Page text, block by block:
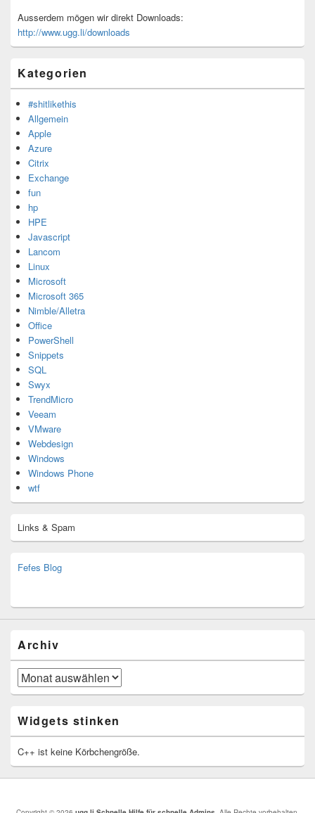
Ausserdem mögen wir direkt Downloads:
http://www.ugg.li/downloads
Kategorien
#shitlikethis
Allgemein
Apple
Azure
Citrix
Exchange
fun
hp
HPE
Javascript
Lancom
Linux
Microsoft
Microsoft 365
Nimble/Alletra
Office
PowerShell
Snippets
SQL
Swyx
TrendMicro
Veeam
VMware
Webdesign
Windows
Windows Phone
wtf
Links & Spam
Fefes Blog
Archiv
Archiv
Widgets stinken
C++ ist keine Körbchengröße.